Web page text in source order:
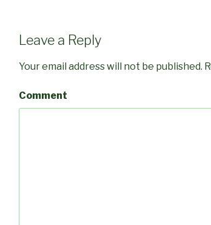
Leave a Reply
Your email address will not be published.
Comment